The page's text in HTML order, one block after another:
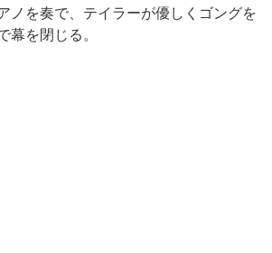
ノを奏で、テイラーが優しくゴングを
幕を閉じる。